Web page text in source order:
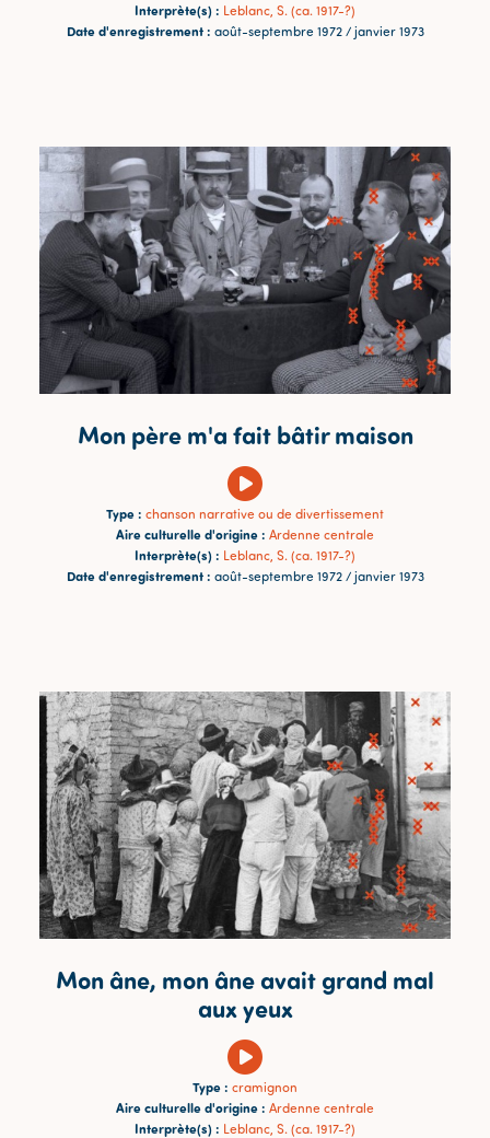
Interprète(s) : Leblanc, S. (ca. 1917-?)
Date d'enregistrement : août-septembre 1972 / janvier 1973
Mon père m'a fait bâtir maison
Type : chanson narrative ou de divertissement
Aire culturelle d'origine : Ardenne centrale
Interprète(s) : Leblanc, S. (ca. 1917-?)
Date d'enregistrement : août-septembre 1972 / janvier 1973
Mon âne, mon âne avait grand mal
aux yeux
Type : cramignon
Aire culturelle d'origine : Ardenne centrale
Interprète(s) : Leblanc, S. (ca. 1917-?)